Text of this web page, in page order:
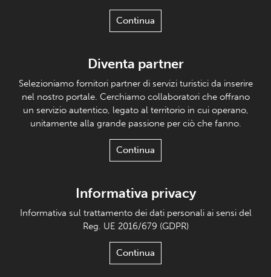
Continua
Diventa partner
Selezioniamo fornitori partner di servizi turistici da inserire
nel nostro portale. Cerchiamo collaboratori che offrano
un servizio autentico, legato al territorio in cui operano,
unitamente alla grande passione per ciò che fanno.
Continua
Informativa privacy
Informativa sul trattamento dei dati personali ai sensi del
Reg. UE 2016/679 (GDPR)
Continua